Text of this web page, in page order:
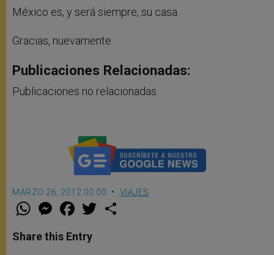
México es, y será siempre, su casa.
Gracias, nuevamente.
Publicaciones Relacionadas:
Publicaciones no relacionadas.
MARZO 26, 2012 00:00 VIAJES
W
t
s
M
e
s
e
F
a
e
b
w
Share this Entry